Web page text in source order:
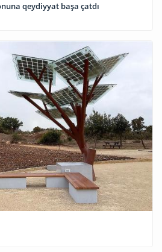
qeydiyyat başa çatdı